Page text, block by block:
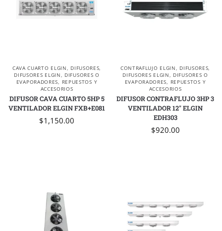
CAVA CUARTO ELGIN, DIFUSORES,
DIFUSORES ELGIN, DIFUSORES O
EVAPORADORES, REPUESTOS Y
ACCESORIOS
DIFUSOR CAVA CUARTO 5HP 5
VENTILADOR ELGIN FXB+E081
$1,150.00
CONTRAFLUJO ELGIN, DIFUSORES,
DIFUSORES ELGIN, DIFUSORES O
EVAPORADORES, REPUESTOS Y
ACCESORIOS
DIFUSOR CONTRAFLUJO 3HP 3
VENTILADOR 12″ ELGIN
EDH303
$920.00